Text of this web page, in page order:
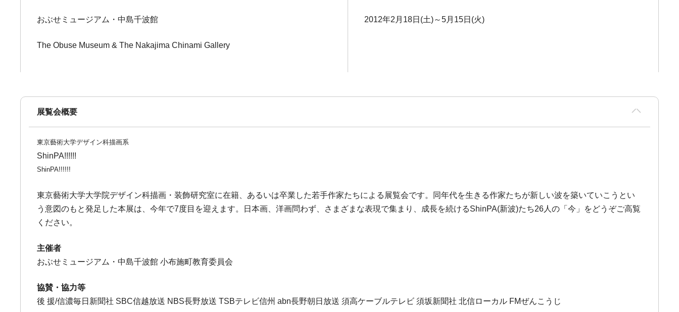
おぶせミュージアム・中島千波館
The Obuse Museum & The Nakajima Chinami Gallery
2012年2月18日(土)～5月15日(火)
展覧会概要
東京藝術大学デザイン科描画系
ShinPA!!!!!!
ShinPA!!!!!!
東京藝術大学大学院デザイン科描画・装飾研究室に在籍、あるいは卒業した若手作家たちによる展覧会です。同年代を生きる作家たちが新しい波を築いていこうとい
う意図のもと発足した本展は、今年で7度目を迎えます。日本画、洋画問わず、さまざまな表現で集まり、成長を続けるShinPA(新波)たち26人の「今」をどうぞご高覧
ください。
主催者
おぶせミュージアム・中島千波館 小布施町教育委員会
協賛・協力等
後 援/信濃毎日新聞社 SBC信越放送 NBS長野放送 TSBテレビ信州 abn長野朝日放送 須高ケーブルテレビ 須坂新聞社 北信ローカル FMぜんこうじ